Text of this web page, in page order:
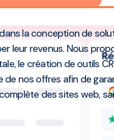
la conception de
leur revenus. Nous
le création de outils
nos offres afin de
des sites web,